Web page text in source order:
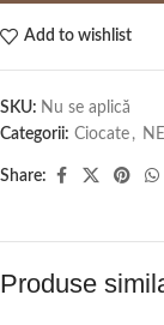
Add to wishlist
SKU: Nu se aplică
Categorii: Ciocate ,
Share:
Produse